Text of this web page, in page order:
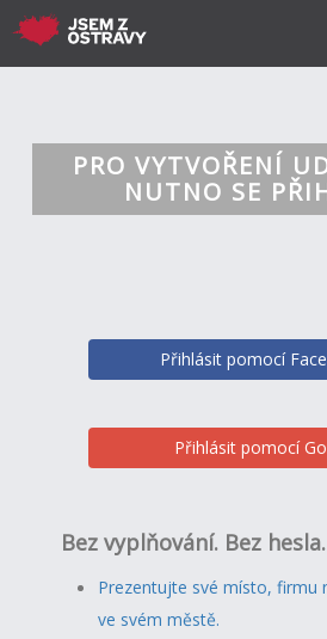
PRO VYTVOŘENÍ
NUTNO SE
Přihlásit pomocí
Přihlásit pomocí
Bez vyplňování. Bez
Prezentujte své místo, firmu
ve svém městě.